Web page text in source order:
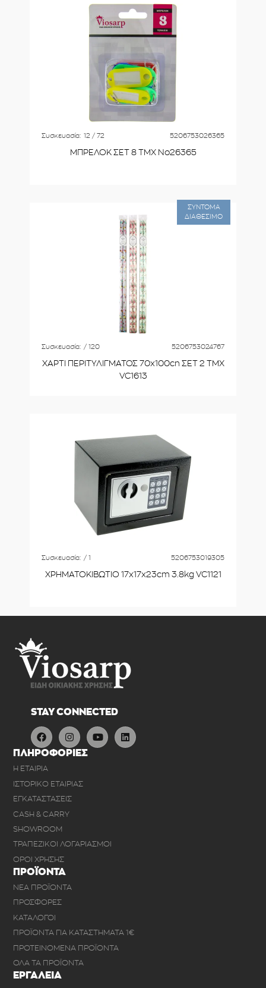
Συσκευασία: 12 / 72 5206753026365
ΜΠΡΕΛΟΚ ΣΕΤ 8 ΤΜΧ No26365
Συσκευασία: / 120 5206753024767
ΧΑΡΤΙ ΠΕΡΙΤΥΛΙΓΜΑΤΟΣ 70x100cn ΣΕΤ 2 ΤΜΧ
VC1613
ΣΥΝΤΟΜΑ
ΔΙΑΘΕΣΙΜΟ
Συσκευασία: / 1 5206753019305
ΧΡΗΜΑΤΟΚΙΒΩΤΙΟ 17x17x23cm 3.8kg VC1121
STAY CONNECTED
ΠΛΗΡΟΦΟΡΙΕΣ
Η ΕΤΑΙΡΙΑ
ΙΣΤΟΡΙΚΟ ΕΤΑΙΡΙΑΣ
ΕΓΚΑΤΑΣΤΑΣΕΙΣ
CASH & CARRY
SHOWROOM
ΤΡΑΠΕΖΙΚΟΙ ΛΟΓΑΡΙΑΣΜΟΙ
ΟΡΟΙ ΧΡΗΣΗΣ
ΠΡΟΪΟΝΤΑ
ΝΕΑ ΠΡΟΪΟΝΤΑ
ΠΡΟΣΦΟΡΕΣ
ΚΑΤΑΛΟΓΟΙ
ΠΡΟΪΟΝΤΑ ΓΙΑ ΚΑΤΑΣΤΗΜΑΤΑ 1€
ΠΡΟΤΕΙΝΟΜΕΝΑ ΠΡΟΪΟΝΤΑ
ΟΛΑ ΤΑ ΠΡΟΪΟΝΤΑ
ΕΡΓΑΛΕΙΑ